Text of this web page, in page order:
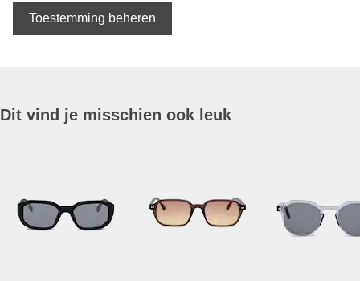
Toestemming beheren
Dit vind je misschien ook leuk